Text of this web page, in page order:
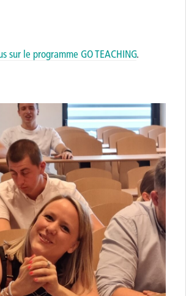
sur le programme GO TEACHING.